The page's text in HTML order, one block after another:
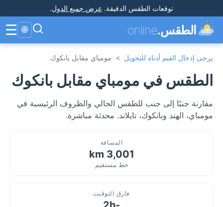
توقعات الطقس الدقيقة. عرض جميع الدول.
الطقس.online
🌐
☰
يرجى إدخال القيم أدناه للتحويل > مومباي مقابل بانكوك
الطقس في مومباي مقابل بانكوك
مقارنة جنبًا إلى جنب للطقس الحالي والظروف الرئيسية في
مومباي، الهند وبانكوك، تايلاند. محدثة مباشرة.
المسافة
3,001 km
خط مستقيم
فارق التوقيت